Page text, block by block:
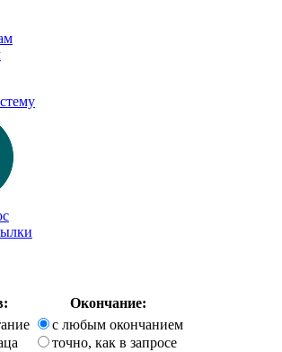
Окончание:
с любым окончанием
точно, как в запросе